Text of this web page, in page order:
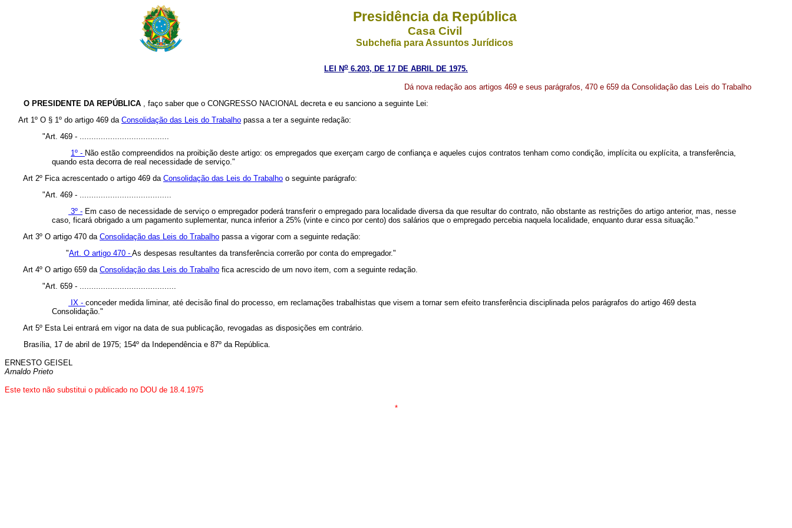
Presidência da República
Casa Civil
Subchefia para Assuntos Jurídicos
LEI No 6.203, DE 17 DE ABRIL DE 1975.
Dá nova redação aos artigos 469 e seus parágrafos, 470 e 659 da Consolidação das Leis do Trabalho
O PRESIDENTE DA REPÚBLICA , faço saber que o CONGRESSO NACIONAL decreta e eu sanciono a seguinte Lei:
Art 1º O § 1º do artigo 469 da Consolidação das Leis do Trabalho passa a ter a seguinte redação:
"Art. 469 - ......................................
1º - Não estão compreendidos na proibição deste artigo: os empregados que exerçam cargo de confiança e aqueles cujos contratos tenham como condição, implícita ou explícita, a transferência,
quando esta decorra de real necessidade de serviço."
Art 2º Fica acrescentado o artigo 469 da Consolidação das Leis do Trabalho o seguinte parágrafo:
"Art. 469 - .......................................
3º - Em caso de necessidade de serviço o empregador poderá transferir o empregado para localidade diversa da que resultar do contrato, não obstante as restrições do artigo anterior, mas, nesse
caso, ficará obrigado a um pagamento suplementar, nunca inferior a 25% (vinte e cinco por cento) dos salários que o empregado percebia naquela localidade, enquanto durar essa situação."
Art 3º O artigo 470 da Consolidação das Leis do Trabalho passa a vigorar com a seguinte redação:
"Art. O artigo 470 - As despesas resultantes da transferência correrão por conta do empregador."
Art 4º O artigo 659 da Consolidação das Leis do Trabalho fica acrescido de um novo item, com a seguinte redação.
"Art. 659 - .........................................
IX - conceder medida liminar, até decisão final do processo, em reclamações trabalhistas que visem a tornar sem efeito transferência disciplinada pelos parágrafos do artigo 469 desta
Consolidação."
Art 5º Esta Lei entrará em vigor na data de sua publicação, revogadas as disposições em contrário.
Brasília, 17 de abril de 1975; 154º da Independência e 87º da República.
ERNESTO GEISEL
Arnaldo Prieto
Este texto não substitui o publicado no DOU de 18.4.1975
*